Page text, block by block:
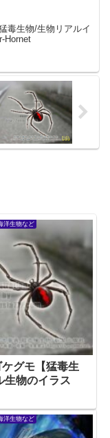
毒生物/生物リアルイ
Hornet
洋生物など
グモ【猛毒生
生物のイラス
洋生物など